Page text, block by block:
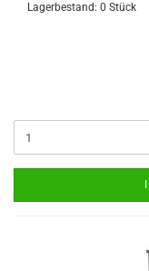
Lagerbestand: 0 Stück